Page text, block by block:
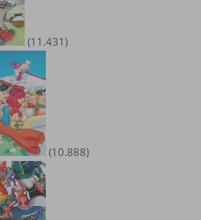
(11.431)
(10.888)